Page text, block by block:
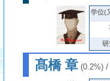
学位(
研
髙橋 章(0.2%)/